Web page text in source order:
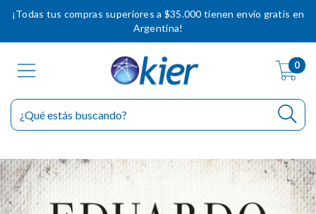
¡Todas tus compras superiores a $35.000 tienen envío gratis en
Argentina!
0